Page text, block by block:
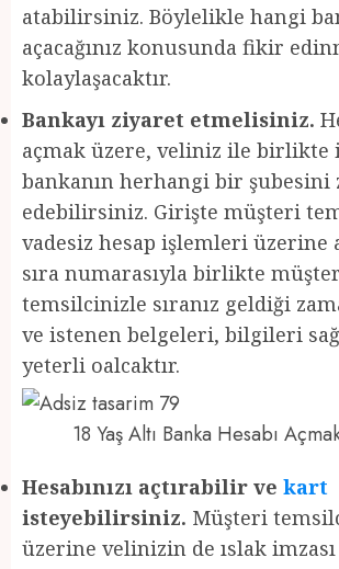
atabilirsiniz. Böylelikle hangi
açacağınız konusunda fikir
kolaylaşacaktır.
Bankayı ziyaret etmelisiniz.
açmak üzere, veliniz ile
bankanın herhangi bir şubesini
edebilirsiniz. Girişte müşteri
vadesiz hesap işlemleri üzerine
sıra numarasıyla birlikte
temsilcinizle sıranız geldiği
ve istenen belgeleri, bilgileri
yeterli oalcaktır.
18 Yaş Altı Banka Hesabı
Hesabınızı açtırabilir ve kart
isteyebilirsiniz. Müşteri
üzerine velinizin de ıslak